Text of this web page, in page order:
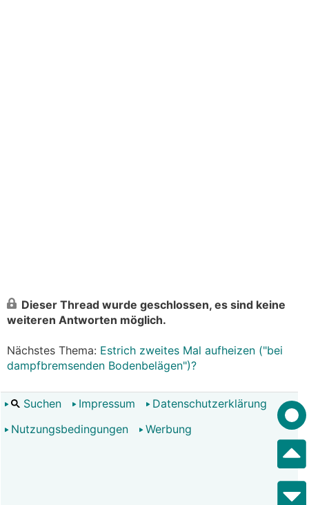
Dieser Thread wurde geschlossen, es sind keine
weiteren Antworten möglich.
Nächstes Thema: Estrich zweites Mal aufheizen ("bei
dampfbremsenden Bodenbelägen")?
Suchen Impressum
Datenschutzerklärung
Nutzungsbedingungen
Werbung